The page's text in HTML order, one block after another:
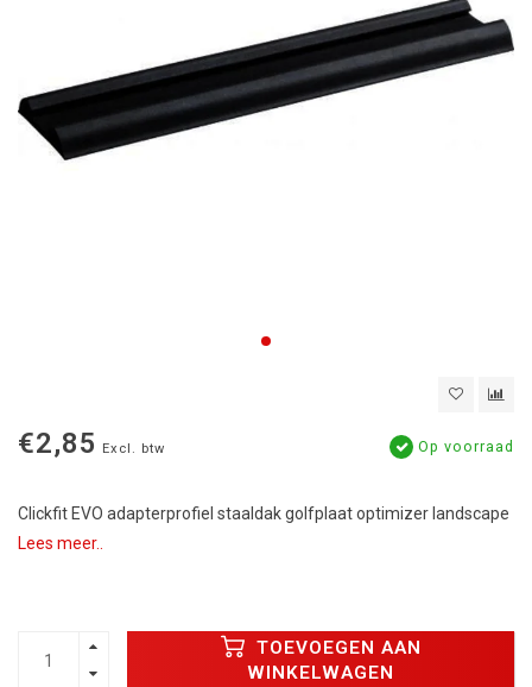
€2,85 Excl. btw Op voorraad
Clickfit EVO adapterprofiel staaldak golfplaat optimizer landscape
Lees meer..
TOEVOEGEN AAN
WINKELWAGEN